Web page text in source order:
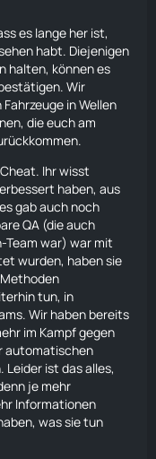
es lange her ist,
habt. Diejenigen
halten, können es
Wir
in Wellen
die euch am
Ihr wisst
haben, aus
gab auch noch
QA (die auch
war) war mit
wurden, haben sie
tun, in
Wir haben bereits
im Kampf gegen
automatischen
ist das alles,
je mehr
Informationen
was sie tun